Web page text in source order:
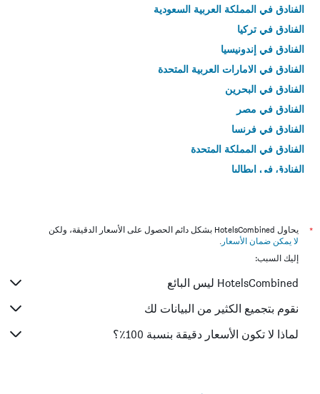
الفنادق في المملكة العربية السعودية
الفنادق في تركيا
الفنادق في إندونيسيا
الفنادق في الامارات العربية المتحدة
الفنادق في البحرين
الفنادق في مصر
الفنادق في فرنسا
الفنادق في المملكة المتحدة
الفنادق في إيطاليا
*
يحاول HotelsCombined بشكل دائم الحصول على الأسعار الدقيقة، ولكن
لا يمكن ضمان الأسعار .
إليك السبب:
HotelsCombined ليس البائع
نقوم بتجميع الكثير من البيانات لك
لماذا لا تكون الأسعار دقيقة بنسبة 100٪؟